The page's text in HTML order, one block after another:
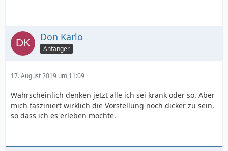
Don Karlo
Anfänger
17. August 2019 um 11:09
Wahrscheinlich denken jetzt alle ich sei krank oder so. Aber
mich fasziniert wirklich die Vorstellung noch dicker zu sein,
so dass ich es erleben möchte.